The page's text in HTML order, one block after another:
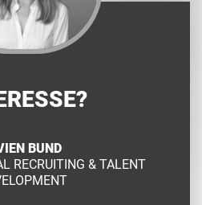
BUND
RECRUITING & TALENT